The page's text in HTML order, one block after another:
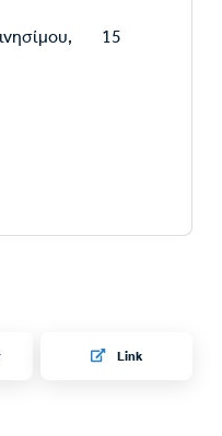
15
Link